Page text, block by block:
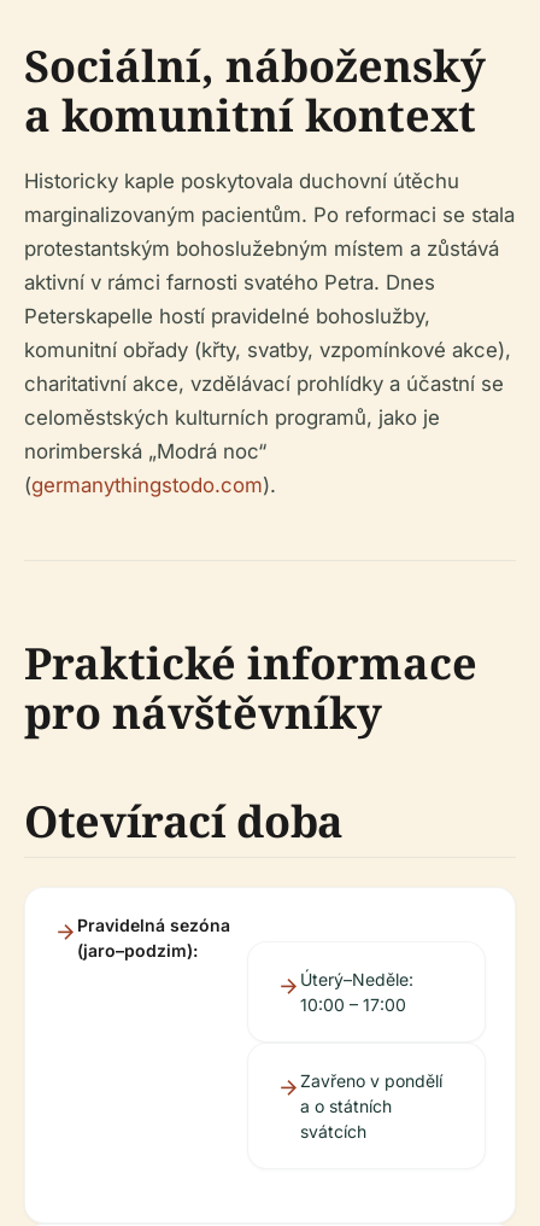
Sociální, náboženský
a komunitní kontext
Historicky kaple poskytovala duchovní útěchu
marginalizovaným pacientům. Po reformaci se stala
protestantským bohoslužebným místem a zůstává
aktivní v rámci farnosti svatého Petra. Dnes
Peterskapelle hostí pravidelné bohoslužby,
komunitní obřady (křty, svatby, vzpomínkové akce),
charitativní akce, vzdělávací prohlídky a účastní se
celoměstských kulturních programů, jako je
norimberská „Modrá noc“
(germanythingstodo.com).
Praktické informace
pro návštěvníky
Otevírací doba
Pravidelná sezóna
(jaro–podzim):
Úterý–Neděle:
10:00 – 17:00
Zavřeno v pondělí
a o státních
svátcích